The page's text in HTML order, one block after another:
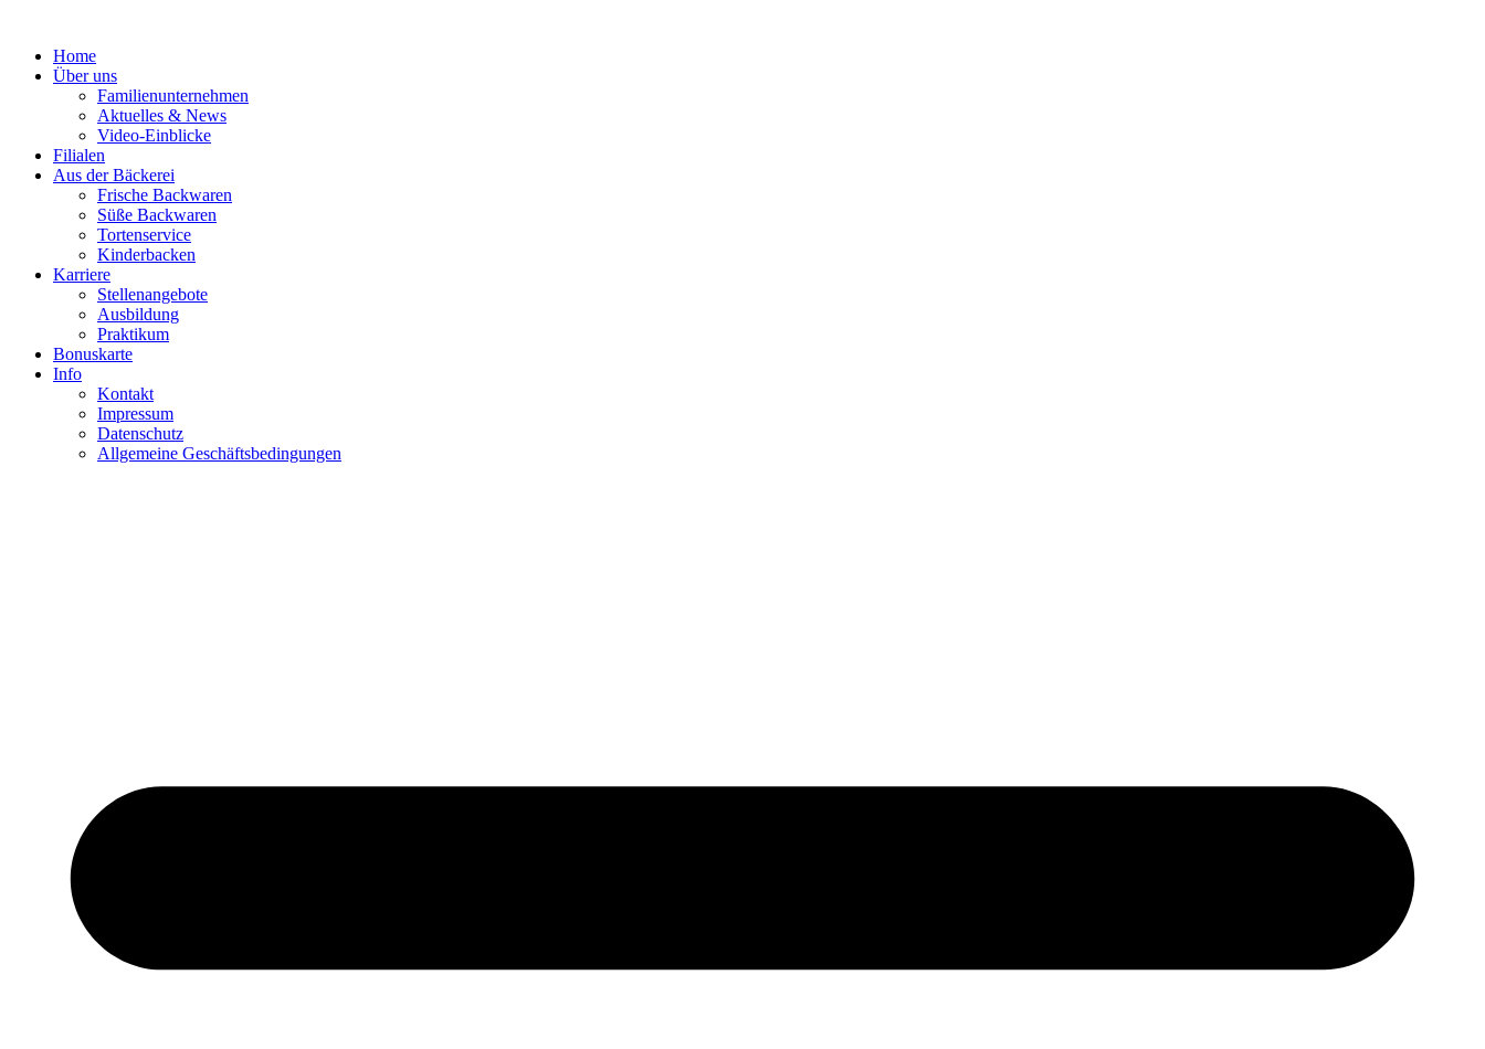
springenHome
Über uns
Familienunternehmen
Aktuelles & News
Video-Einblicke
Filialen
Aus der Bäckerei
Frische Backwaren
Süße Backwaren
Tortenservice
Kinderbacken
Karriere
Stellenangebote
Ausbildung
Praktikum
Bonuskarte
Info
Kontakt
Impressum
Datenschutz
Allgemeine Geschäftsbedingungen